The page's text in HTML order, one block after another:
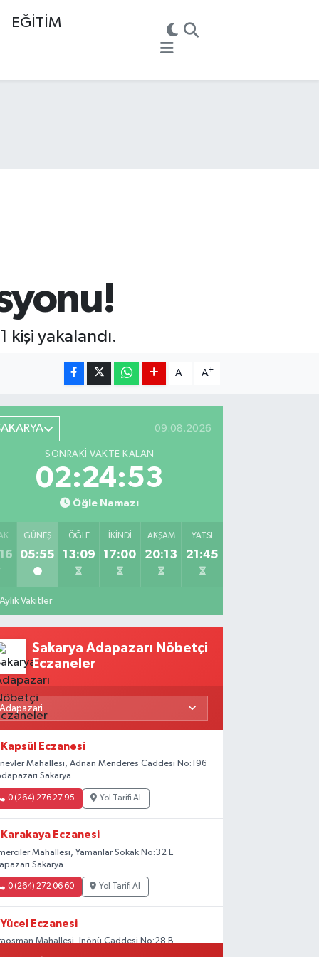
EĞİTİM
kişi yakalandı.
A- A+
09.08.2026
SONRAKI VAKTE KALAN
02:24:52
Öğle Namazı
GÜNEŞ
05:55
ÖĞLE
13:09
İKINDI
17:00
AKŞAM
20:13
YATSI
21:45
Aylık Vakitler
Sakarya Adapazarı Nöbetçi
Eczaneler
Kapsül Eczanesi
Mahallesi, Adnan Menderes Caddesi No:196
Sakarya
0 (264) 276 27 95 Yol Tarifi Al
Karakaya Eczanesi
Mahallesi, Yamanlar Sokak No:32 E
Sakarya
0 (264) 272 06 60 Yol Tarifi Al
Yücel Eczanesi
Mahallesi, İnönü Caddesi No:28 B